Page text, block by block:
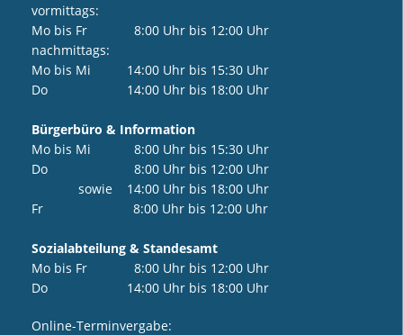
vormittags:
Mo bis Fr 8:00 Uhr bis 12:00 Uhr
nachmittags:
Mo bis Mi 14:00 Uhr bis 15:30 Uhr
Do 14:00 Uhr bis 18:00 Uhr
Bürgerbüro & Information
Mo bis Mi 8:00 Uhr bis 15:30 Uhr
Do 8:00 Uhr bis 12:00 Uhr
sowie 14:00 Uhr bis 18:00 Uhr
Fr 8:00 Uhr bis 12:00 Uhr
Sozialabteilung & Standesamt
Mo bis Fr 8:00 Uhr bis 12:00 Uhr
Do 14:00 Uhr bis 18:00 Uhr
Online-Terminvergabe: